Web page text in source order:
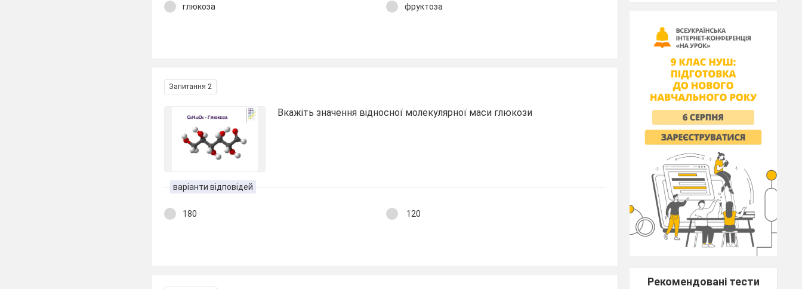
глюкоза фруктоза
Запитання 2
Вкажіть значення відносної молекулярної маси глюкози
варіанти відповідей
180 120
Рекомендовані тести